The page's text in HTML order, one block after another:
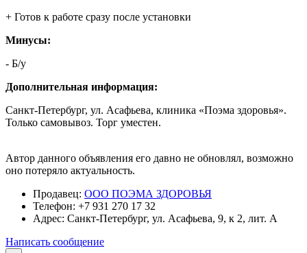
+ Готов к работе сразу после установки
Минусы:
- Б/у
Дополнительная информация:
Санкт-Петербург, ул. Асафьева, клиника «Поэма здоровья».
Только самовывоз. Торг уместен.
Автор данного объявления его давно не обновлял, возможно
оно потеряло актуальность.
Продавец: ООО ПОЭМА ЗДОРОВЬЯ
Телефон: +7 931 270 17 32
Адрес: Санкт-Петербург, ул. Асафьева, 9, к 2, лит. А
Написать сообщение